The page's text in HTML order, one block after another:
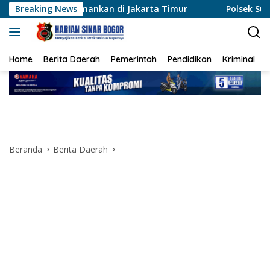
Langsung
ke
konten
Breaking Newsdi Jakarta Timur Polsek Sungai Sembilan
Home Berita Daerah Pemerintah Pendidikan Kriminal
Beranda Berita Daerah